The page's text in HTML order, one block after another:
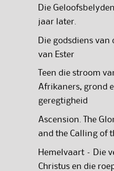
Die
jaar later.
Die godsdiens
van Ester
Teen die stroom
Afrikaners, grond
geregtigheid
Ascension. The
and the Calling of
Hemelvaart – Die
Christus en die